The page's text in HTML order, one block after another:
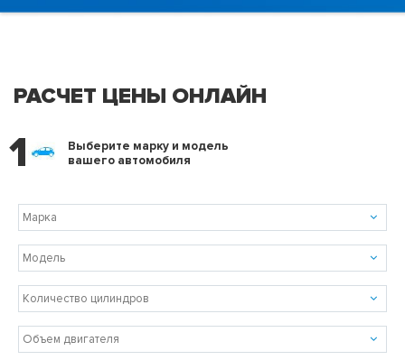
РАСЧЕТ ЦЕНЫ ОНЛАЙН
1
Выберите марку и модель
вашего автомобиля